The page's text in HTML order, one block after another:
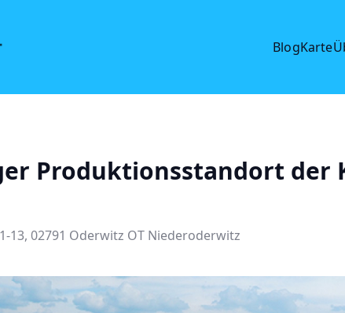
BlogKarte
Produktionsstandort der
13, 02791 Oderwitz OT Niederoderwitz